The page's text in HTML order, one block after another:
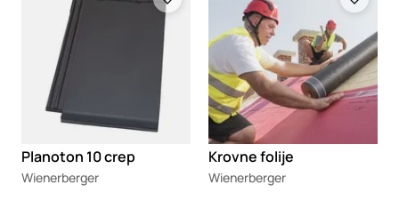
Planoton 10 crep
Wienerberger
Krovne folije
Wienerberger